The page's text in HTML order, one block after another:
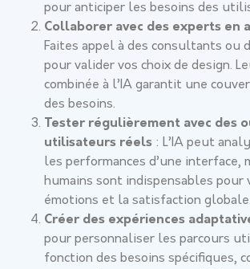
pour anticiper les besoins des
Collaborer avec des experts en
Faites appel à des consultants ou
pour valider vos choix de design.
combinée à l’IA garantit une
des besoins.
Tester régulièrement avec des
utilisateurs réels : L’IA peut
les performances d’une interface,
humains sont indispensables pour
émotions et la satisfaction globale.
Créer des expériences
pour personnaliser les parcours
fonction des besoins spécifiques,